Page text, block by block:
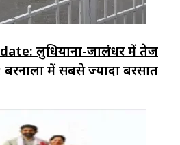
लुधियाना-जालंधर में तेज
बरनाला में सबसे ज्यादा बरसात